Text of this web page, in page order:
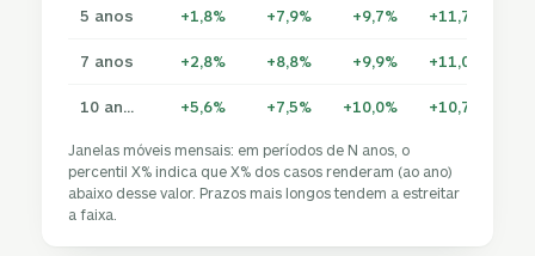
5 anos +1,8% +7,9% +9,7% +11,7%
7 anos +2,8% +8,8% +9,9% +11,0%
10 anos +5,6% +7,5% +10,0% +10,7%
Janelas móveis mensais: em períodos de N anos, o
percentil X% indica que X% dos casos renderam (ao ano)
abaixo desse valor. Prazos mais longos tendem a estreitar
a faixa.